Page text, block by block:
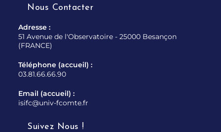
Nous Contacter
Adresse :
51 Avenue de l'Observatoire - 25000 Besançon
(FRANCE)
Téléphone (accueil) :
03.81.66.66.90
Email (accueil) :
isifc@univ-fcomte.fr
Suivez Nous !